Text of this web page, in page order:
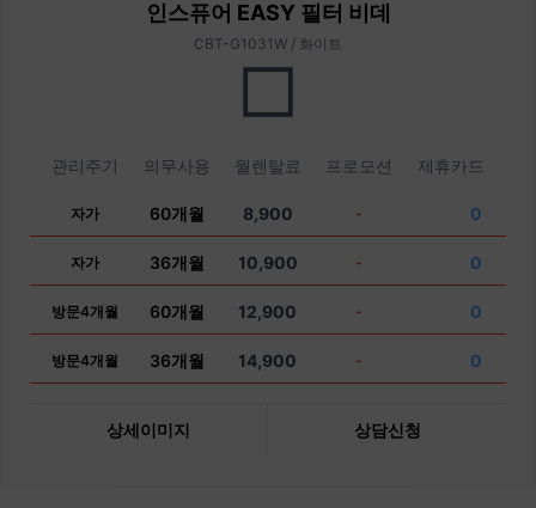
인스퓨어 EASY 필터 비데
CBT-G1031W / 화이트
관리주기 의무사용 월렌탈료 프로모션 제휴카드
자가 60개월 8,900 - 0
자가 36개월 10,900 - 0
방문4개월 60개월 12,900 - 0
방문4개월 36개월 14,900 - 0
상세이미지 상담신청